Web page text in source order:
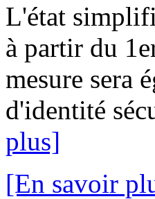
L'état
à partir du
mesure sera
d'identité
plus]
[En savoir